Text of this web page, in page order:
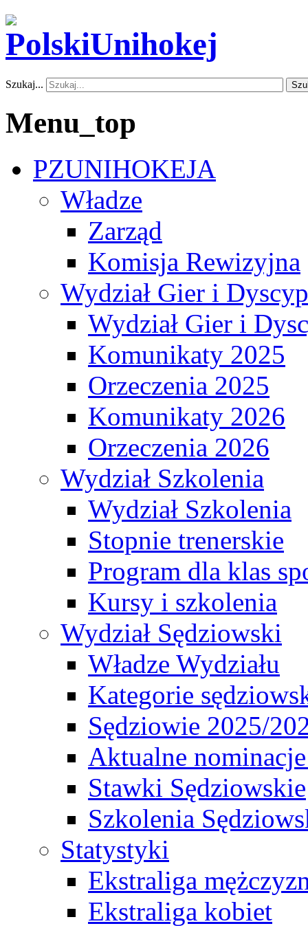
Szukaj...
Menu_top
PZUNIHOKEJA
Władze
Zarząd
Komisja Rewizyjna
Wydział Gier i
Wydział Gier i
Komunikaty 2025
Orzeczenia 2025
Komunikaty 2026
Orzeczenia 2026
Wydział Szkolenia
Wydział Szkolenia
Stopnie trenerskie
Program dla klas
Kursy i szkolenia
Wydział Sędziowski
Władze Wydziału
Kategorie
Sędziowie 2025/
Aktualne
Stawki Sędziowskie
Szkolenia
Statystyki
Ekstraliga
Ekstraliga kobiet